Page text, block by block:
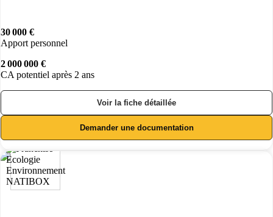
30 000 €
Apport personnel
2 000 000 €
CA potentiel après 2 ans
Voir la fiche détaillée
Demander une documentation